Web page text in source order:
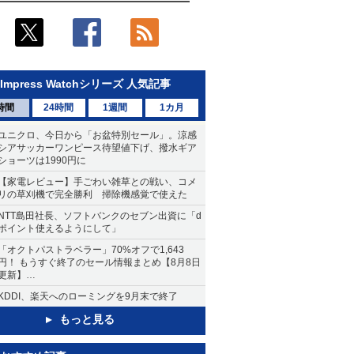
Impress Watchシリーズ 人気記事
間 24時間 1週間 1カ月
ニクロ、今日から「お盆特別セール」。涼感
アサッカーワンピース待望値下げ、撥水ギア
ョーツは1990円に
家電レビュー】手ごわい雑草との戦い、コメ
の草刈機で完全勝利 掃除機感覚で使えた
島田社長、ソフトバンクのセブン出資に「d
イント使えるようにして」
オクトパストラベラー」70%オフで1,643
！ もうすぐ終了のセール情報まとめ【8月8日
新】
ンテンドーeショップでは「大神 絶景版」が
オフで990円
、楽天へのローミングを9月末で終了
もっと見る